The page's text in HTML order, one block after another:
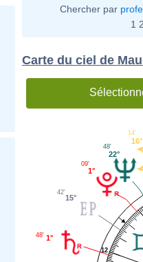
Chercher par
1
Carte du ciel de
12
16°
14'
22°
48'
1°
09'
15°
42'
1°
48'